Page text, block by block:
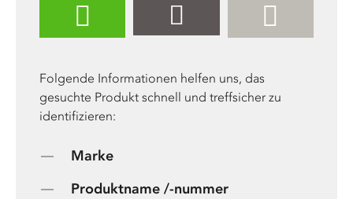
Folgende Informationen helfen uns, das
gesuchte Produkt schnell und treffsicher zu
identifizieren:
Marke
Produktname /-nummer